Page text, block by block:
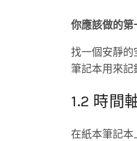
你應該做的第
找一個安靜的
筆記本用來記
1.2 時間
在紙本筆記本